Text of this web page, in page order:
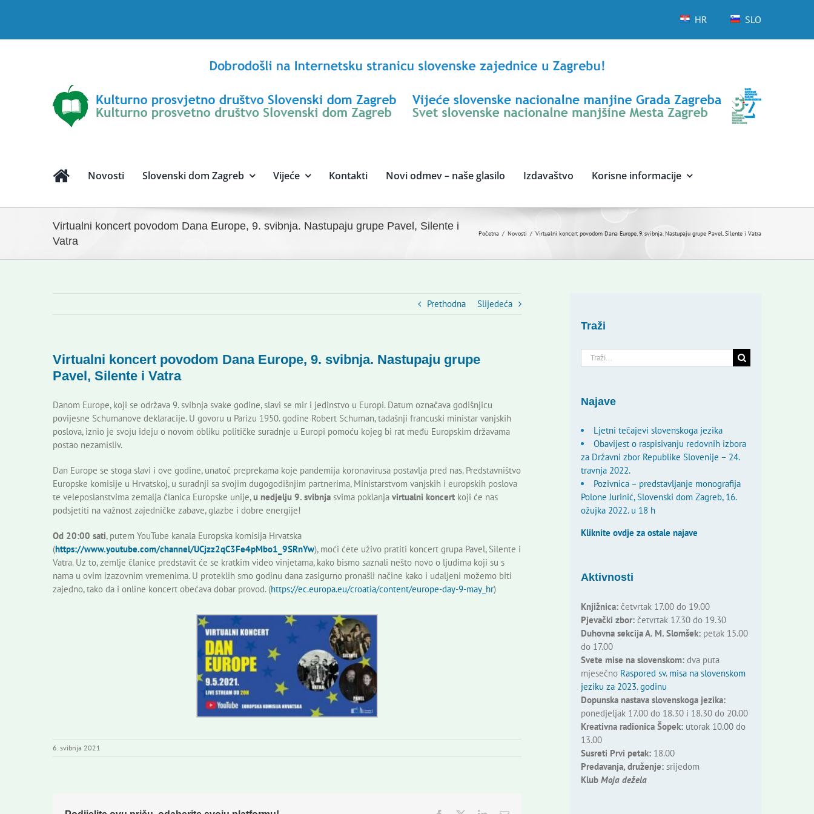
HR SLO
Novosti Slovenski dom Zagreb Vijeće Kontakti Novi odmev – naše glasilo Izdavaštvo Korisne informacije
Virtualni koncert povodom Dana Europe, 9. svibnja. Nastupaju grupe Pavel, Silente i
Vatra
Početna Novosti Virtualni koncert povodom Dana Europe, 9. svibnja. Nastupaju grupe Pavel, Silente i Vatra
Prethodna Slijedeća
Virtualni koncert povodom Dana Europe, 9. svibnja. Nastupaju grupe
Pavel, Silente i Vatra
Danom Europe, koji se održava 9. svibnja svake godine, slavi se mir i jedinstvo u Europi. Datum označava godišnjicu
povijesne Schumanove deklaracije. U govoru u Parizu 1950. godine Robert Schuman, tadašnji francuski ministar vanjskih
poslova, iznio je svoju ideju o novom obliku političke suradnje u Europi pomoću kojeg bi rat među Europskim državama
postao nezamisliv.
Dan Europe se stoga slavi i ove godine, unatoč preprekama koje pandemija koronavirusa postavlja pred nas. Predstavništvo
Europske komisije u Hrvatskoj, u suradnji sa svojim dugogodišnjim partnerima, Ministarstvom vanjskih i europskih poslova
te veleposlanstvima zemalja članica Europske unije,u nedjelju 9. svibnja svima poklanja virtualni koncert koji će nas
podsjetiti na važnost zajedničke zabave, glazbe i dobre energije!
Od 20:00 sati, putem YouTube kanala Europska komisija Hrvatska
(https://www.youtube.com/channel/UCjzz2qC3Fe4pMbo1_9SRnYw), moći ćete uživo pratiti koncert grupa Pavel, Silente i
Vatra. Uz to, zemlje članice predstavit će se kratkim video vinjetama, kako bismo saznali nešto novo o ljudima koji su s
nama u ovim izazovnim vremenima. U proteklih smo godinu dana zasigurno pronašli načine kako i udaljeni možemo biti
zajedno, tako da i online koncert obećava dobar provod. (https://ec.europa.eu/croatia/content/europe-day-9-may_hr)
6. svibnja 2021
Traži
Traži...
Najave
Ljetni tečajevi slovenskoga jezika
Obavijest o raspisivanju redovnih izbora
za Državni zbor Republike Slovenije – 24.
travnja 2022.
Pozivnica – predstavljanje monografija
Polone Jurinić, Slovenski dom Zagreb, 16.
ožujka 2022. u 18 h
Kliknite ovdje za ostale najave
Aktivnosti
Knjižnica:četvrtak 17.00 do 19.00
Pjevački zbor:četvrtak 17.30 do 19.30
Duhovna sekcija A. M. Slomšek:petak 15.00
do 17.00
Svete mise na slovenskom:dva puta
mjesečno Raspored sv. misa na slovenskom
jeziku za 2023. godinu
Dopunska nastava slovenskoga jezika:
ponedjeljak 17.00 do 18.30 i 18.30 do 20.00
Kreativna radionica Šopek:utorak 10.00 do
13.00
Susreti Prvi petak:18.00
Predavanja, druženje:srijedom
Klub Moja dežela